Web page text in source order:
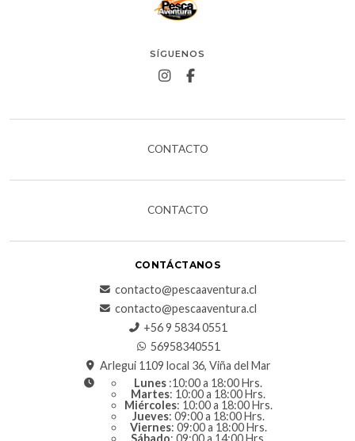
SÍGUENOS
CONTACTO
CONTACTO
CONTÁCTANOS
contacto@pescaaventura.cl
contacto@pescaaventura.cl
+56 9 5834 0551
56958340551
Arlegui 1109 local 36, Viña del Mar
Lunes :10:00 a 18:00 Hrs.
Martes: 10:00 a 18:00 Hrs.
Miércoles: 10:00 a 18:00 Hrs.
Jueves: 09:00 a 18:00 Hrs.
Viernes: 09:00 a 18:00 Hrs.
Sábado: 09:00 a 14:00 Hrs.